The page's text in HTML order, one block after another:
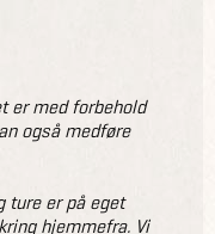
er med forbehold
også medføre
ture er på eget
hjemmefra. Vi